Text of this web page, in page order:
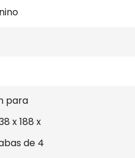
para
x 188 x
de 4